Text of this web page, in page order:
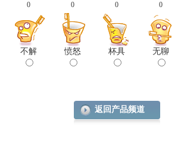
0
不解
0
愤怒
0
杯具
0
无聊
返回产品频道